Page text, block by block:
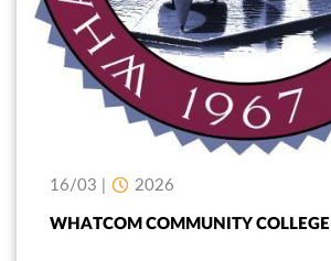
16/03 | 2026
WHATCOM COMMUNITY COLLEGE